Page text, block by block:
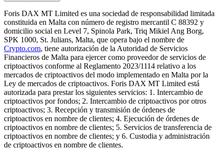
Foris DAX MT Limited es una sociedad de responsabilidad limitada
constituida en Malta con número de registro mercantil C 88392 y
domicilio social en Level 7, Spinola Park, Triq Mikiel Ang Borg,
SPK 1000, St. Julians, Malta, que opera bajo el nombre de
Crypto.com, tiene autorización de la Autoridad de Servicios
Financieros de Malta para ejercer como proveedor de servicios de
criptoactivos conforme al Reglamento 2023/1114 relativo a los
mercados de criptoactivos del modo implementado en Malta por la
Ley de mercados de criptoactivos. Foris DAX MT Limited está
autorizada para prestar los siguientes servicios: 1. Intercambio de
criptoactivos por fondos; 2. Intercambio de criptoactivos por otros
criptoactivos; 3. Recepción y transmisión de órdenes de
criptoactivos en nombre de clientes; 4. Ejecución de órdenes de
criptoactivos en nombre de clientes; 5. Servicios de transferencia de
criptoactivos en nombre de clientes; y 6. Custodia y administración
de criptoactivos en nombre de clientes.